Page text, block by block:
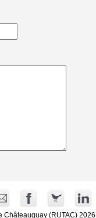
(RUTAC) 2026